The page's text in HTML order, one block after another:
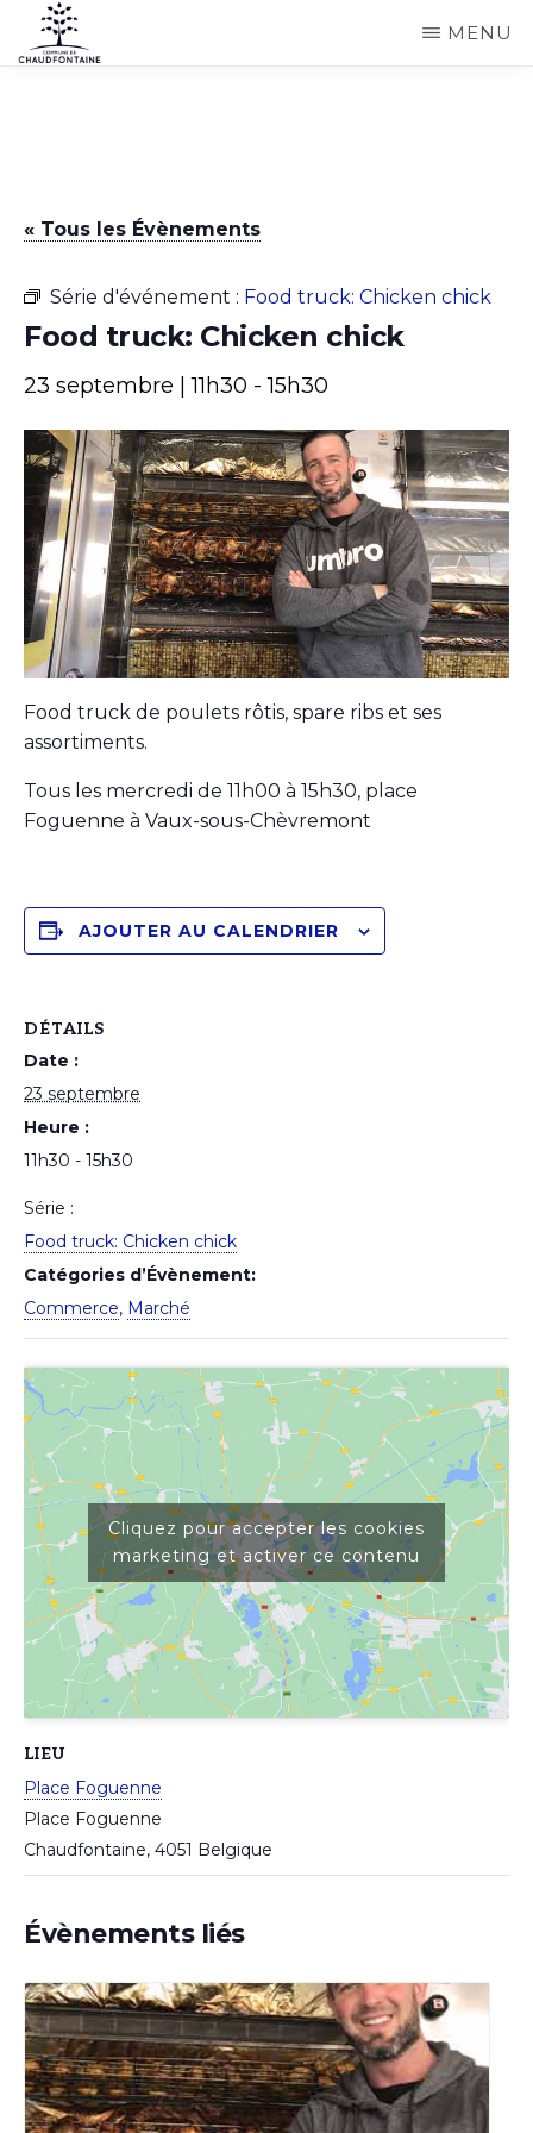
Passer
au
commune
Chaudfontaine
MENU
« Tous les Évènements
Série d'événement : Food truck: Chicken chick
Food truck: Chicken chick
23 septembre | 11h30 -15h30
Food truck de poulets rôtis, spare ribs et ses
assortiments.
Tous les mercredi de 11h00 à 15h30, place
Foguenne à Vaux-sous-Chèvremont
AJOUTER AU CALENDRIER
DÉTAILS
Date :
23 septembre
Heure :
11h30 - 15h30
Série :
Food truck: Chicken chick
Catégories d’Évènement:
Commerce, Marché
LIEU
Place Foguenne
Place Foguenne
Chaudfontaine, 4051 Belgique
Cliquez pour accepter les cookies
marketing et activer ce contenu
Évènements liés